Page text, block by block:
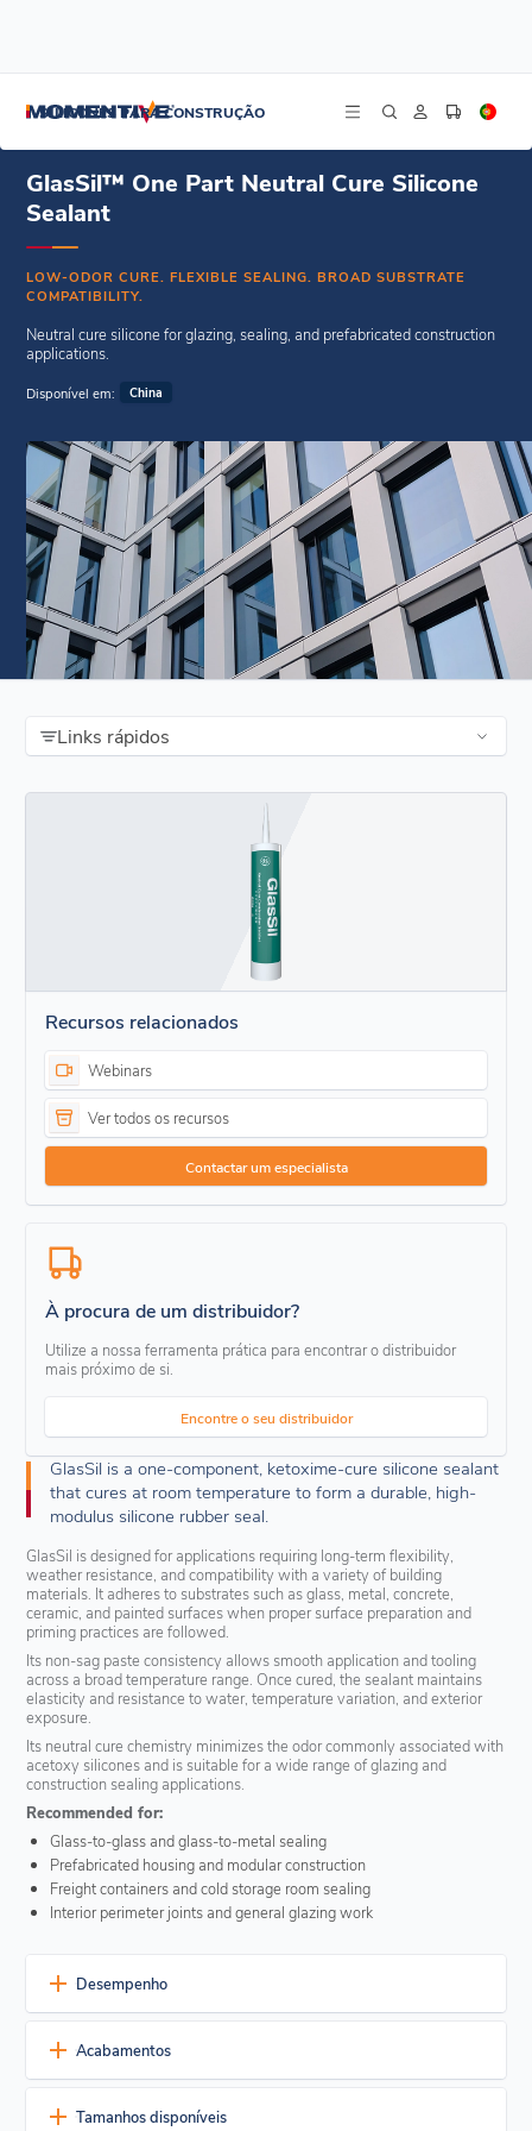
SILICONES PARA CONSTRUÇÃO
GlasSil™ One Part Neutral Cure Silicone Sealant
GlasSil™ One Part Neutral Cure Silicone
Sealant
LOW-ODOR CURE. FLEXIBLE SEALING. BROAD SUBSTRATE
COMPATIBILITY.
Neutral cure silicone for glazing, sealing, and prefabricated construction
applications.
Disponível em: China
Links rápidos
Recursos relacionados
Webinars
Ver todos os recursos
Contactar um especialista
À procura de um distribuidor?
Utilize a nossa ferramenta prática para encontrar o distribuidor
mais próximo de si.
Encontre o seu distribuidor
GlasSil is a one-component, ketoxime-cure silicone sealant
that cures at room temperature to form a durable, high-
modulus silicone rubber seal.
GlasSil is designed for applications requiring long-term flexibility,
weather resistance, and compatibility with a variety of building
materials. It adheres to substrates such as glass, metal, concrete,
ceramic, and painted surfaces when proper surface preparation and
priming practices are followed.
Its non-sag paste consistency allows smooth application and tooling
across a broad temperature range. Once cured, the sealant maintains
elasticity and resistance to water, temperature variation, and exterior
exposure.
Its neutral cure chemistry minimizes the odor commonly associated with
acetoxy silicones and is suitable for a wide range of glazing and
construction sealing applications.
Recommended for:
Glass-to-glass and glass-to-metal sealing
Prefabricated housing and modular construction
Freight containers and cold storage room sealing
Interior perimeter joints and general glazing work
Desempenho
Aplicação e manuseamento
Neutral (ketoxime) cure – Lower odor during application
Acabamentos
GlasSil one part neutral cure silicone sealant is available in:
Tamanhos disponíveis